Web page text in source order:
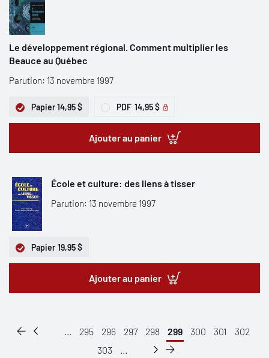
Le développement régional. Comment multiplier les
Beauce au Québec
Parution: 13 novembre 1997
Papier14,95 $ PDF 14,95 $
Ajouter au panier
École et culture: des liens à tisser
Parution: 13 novembre 1997
Papier 19,95 $
Ajouter au panier
... 295 296 297 298 299 300 301
302
303
...